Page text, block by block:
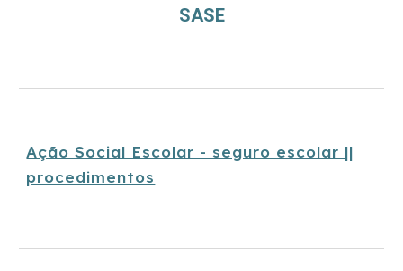
SASE
Ação Social Escolar - seguro escolar ||
procedimentos